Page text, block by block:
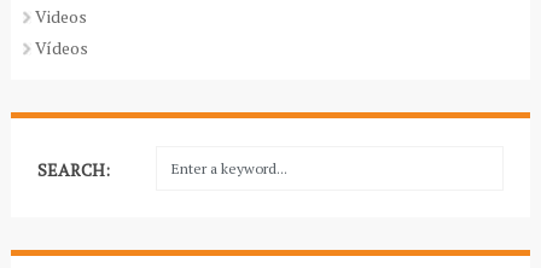
Videos
Vídeos
SEARCH: